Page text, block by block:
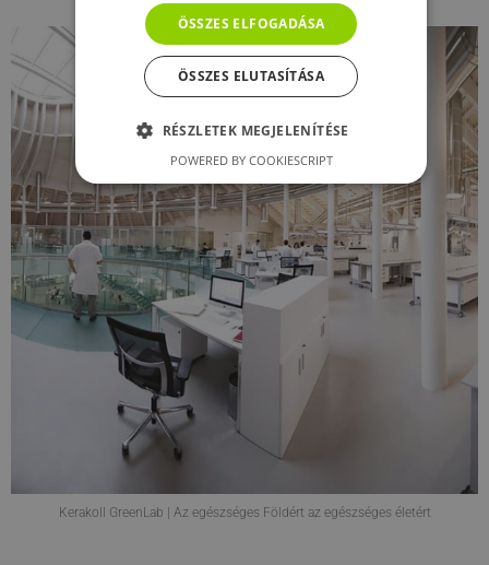
Kerakoll GreenLab | Az egészséges Földért az egészséges életért
ÖSSZES ELFOGADÁSA
ÖSSZES ELUTASÍTÁSA
RÉSZLETEK MEGJELENÍTÉSE
POWERED BY COOKIESCRIPT